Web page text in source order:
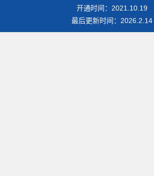
开通时间： 2021 10 19
最后更新时间： 2026 2 14